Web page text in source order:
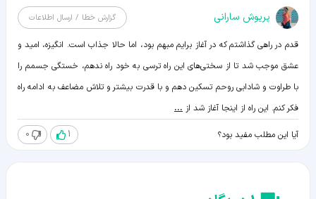
پریوش سارانی گزارش خطا / ارسال اطلاعات
قدم در راهی گذاشتم که در آغاز برایم مبهم بود، اما حالا جذاب است. انگیزه، امید و
عشق موجب شد تا از سختی‌های این راه ترسی به خود راه ندهم، خستگی جسمم را
با طراوت و شادابی روحم تسکین دهم و با قدرت بیشتر و تلاش مضاعف به ادامه راه
فکر کنم. این راه از اینجا آغاز شد از ...
آیا این مطلب مفید بود؟ 1
0